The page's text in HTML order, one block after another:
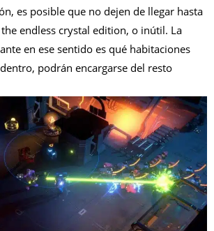
es posible que no dejen de llegar hasta
endless crystal edition, o inútil. La
en ese sentido es qué habitaciones
podrán encargarse del resto